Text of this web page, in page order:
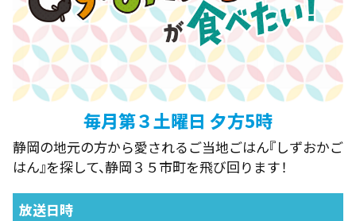
毎月第３土曜日 夕方5時
静岡の地元の方から愛されるご当地ごはん『しずおかご
はん』を探して、静岡３５市町を飛び回ります！
放送日時